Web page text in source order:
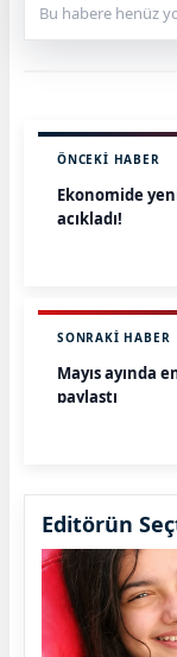
Bu habere henüz
ÖNCEKI HABER
Ekonomide
açıkladı!
SONRAKI HABER
Mayıs ayında
paylaştı
Editörün